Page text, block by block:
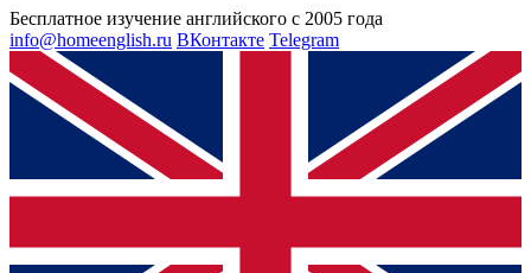
Бесплатное изучение английского с 2005 года
info@homeenglish.ru ВКонтакте Telegram